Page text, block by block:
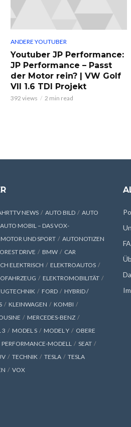
ANDERE YOUTUBER
Youtuber JP Performance:
JP Performance – Passt
der Motor rein? | VW Golf
VII 1.6 TDI Projekt
392 views 2 min read
NEWS AUTO BILD
AUTO
AUTO MOBIL – DAS VOX-
UND SPORT
AUTONOTIZEN
DRIVE BMW
CAR
ELEKTRISCH
ELEKTROAUTOS
ELEKTROMOBILITÄT
FORD
HYBRID /
KLEINWAGEN
KOMBI
MERCEDES-BENZ
3 MODEL S MODEL Y
OBERE
PERFORMANCE-MODELL
SEAT
TECHNIK TESLA
TESLA
VOX